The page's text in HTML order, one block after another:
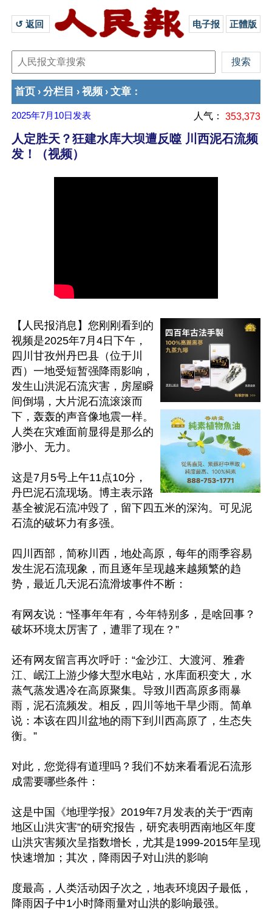
↺ 返回 电子报 正體版
首页 › 分栏目 › 视频 › 文章 ：
2025年7月10日 发表 人气： 353,373
人定胜天？狂建水库大坝遭反噬 川西泥石流频
发！（视频）
【人民报消息】您刚刚看到的
视频是2025年7月4日下午，
四川甘孜州丹巴县（位于川
西）一地受短暂强降雨影响，
发生山洪泥石流灾害，房屋瞬
间倒塌，大片泥石流滚滚而
下，轰轰的声音像地震一样。
人类在灾难面前显得是那么的
渺小、无力。
这是7月5号上午11点10分，
丹巴泥石流现场。博主表示路
基全被泥石流冲毁了，留下四五米的深沟。可见泥
石流的破坏力有多强。
四川西部，简称川西，地处高原，每年的雨季容易
发生泥石流现象，而且逐年呈现越来越频繁的趋
势，最近几天泥石流滑坡事件不断：
有网友说：“怪事年年有，今年特别多，是啥回事？
破坏环境太厉害了，遭罪了现在？”
还有网友留言再次呼吁：“金沙江、大渡河、雅砻
江、岷江上游少修大型水电站，水库面积变大，水
蒸气蒸发遇冷在高原聚集。导致川西高原多雨暴
雨，泥石流频发。相反，四川等地干旱少雨。简单
说：本该在四川盆地的雨下到川西高原了，生态失
衡。”
对此，您觉得有道理吗？我们不妨来看看泥石流形
成需要哪些条件：
这是中国《地理学报》2019年7月发表的关于“西南
地区山洪灾害”的研究报告，研究表明西南地区年度
山洪灾害频次呈指数增长，尤其是1999-2015年呈现
快速增加；其次，降雨因子对山洪的影响
度最高，人类活动因子次之，地表环境因子最低，
降雨因子中1小时降雨量对山洪的影响最强。